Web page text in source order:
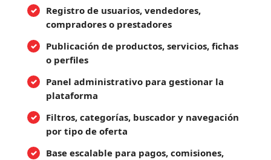
Registro de usuarios, vendedores,
compradores o prestadores
Publicación de productos, servicios, fichas
o perfiles
Panel administrativo para gestionar la
plataforma
Filtros, categorías, buscador y navegación
por tipo de oferta
Base escalable para pagos, comisiones,